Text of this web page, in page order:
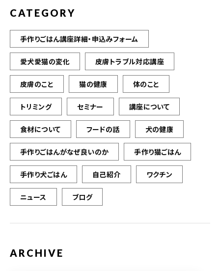
CATEGORY
手作りごはん講座詳細・申込みフォーム
愛犬愛猫の変化 皮膚トラブル対応講座
皮膚のこと 猫の健康 体のこと
トリミング セミナー 講座について
食材について フードの話 犬の健康
手作りごはんがなぜ良いのか 手作り猫ごはん
手作り犬ごはん 自己紹介 ワクチン
ニュース ブログ
ARCHIVE